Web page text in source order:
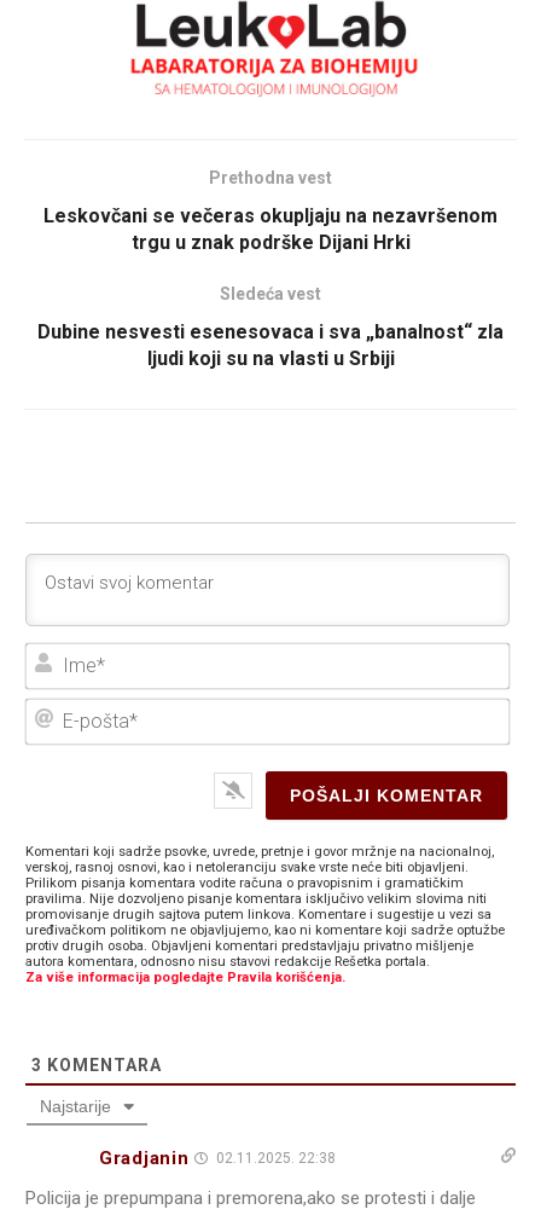
Prethodna vest
Leskovčani se večeras okupljaju na nezavršenom
trgu u znak podrške Dijani Hrki
Sledeća vest
Dubine nesvesti esenesovaca i sva „banalnost“ zla
ljudi koji su na vlasti u Srbiji
E-
Komentari koji sadrže psovke, uvrede, pretnje i govor mržnje na nacionalnoj,
verskoj, rasnoj osnovi, kao i netoleranciju svake vrste neće biti objavljeni.
Prilikom pisanja komentara vodite računa o pravopisnim i gramatičkim
pravilima. Nije dozvoljeno pisanje komentara isključivo velikim slovima niti
promovisanje drugih sajtova putem linkova. Komentare i sugestije u vezi sa
uređivačkom politikom ne objavljujemo, kao ni komentare koji sadrže optužbe
protiv drugih osoba. Objavljeni komentari predstavljaju privatno mišljenje
autora komentara, odnosno nisu stavovi redakcije Rešetka portala.
Za više informacija pogledajte Pravila korišćenja.
3 KOMENTARA
Najstarije
Gradjanin 02.11.2025. 22:38
Policija je prepumpana i premorena,ako se protesti i dalje